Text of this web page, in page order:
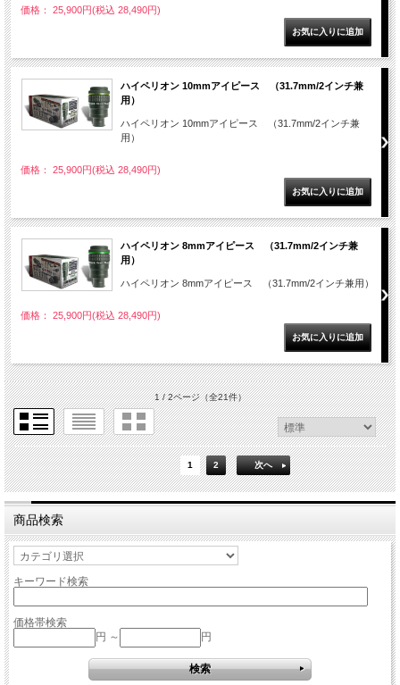
価格： 25,900円(税込 28,490円)
ハイペリオン 10mmアイピース （31.7mm/2インチ兼
用）
ハイペリオン 10mmアイピース （31.7mm/2インチ兼
用）
価格： 25,900円(税込 28,490円)
ハイペリオン 8mmアイピース （31.7mm/2インチ兼
用）
ハイペリオン 8mmアイピース （31.7mm/2インチ兼用）
価格： 25,900円(税込 28,490円)
1 / 2ページ（全21件）
1 2 次へ
商品検索
キーワード検索
価格帯検索
円 ～
円